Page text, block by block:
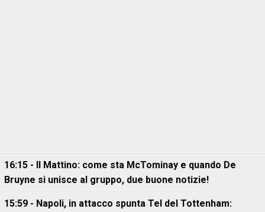
16:15 - Il Mattino: come sta McTominay e quando De
Bruyne si unisce al gruppo, due buone notizie!
15:59 - Napoli, in attacco spunta Tel del Tottenham: